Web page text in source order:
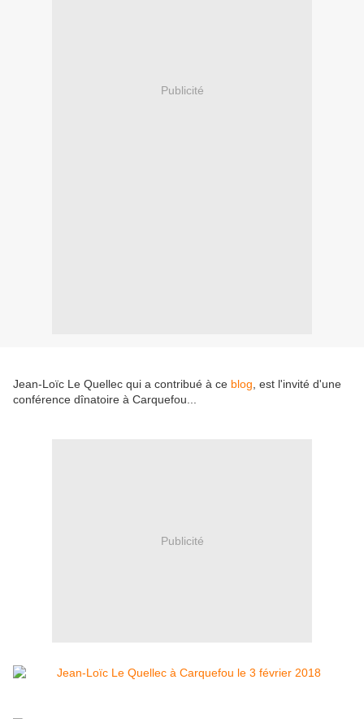
Publicité
Jean-Loïc Le Quellec qui a contribué à ce blog , est l'invité d'une
conférence dînatoire à Carquefou...
Publicité